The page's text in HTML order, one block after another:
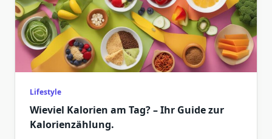
Lifestyle
Wieviel Kalorien am Tag? – Ihr Guide zur
Kalorienzählung.